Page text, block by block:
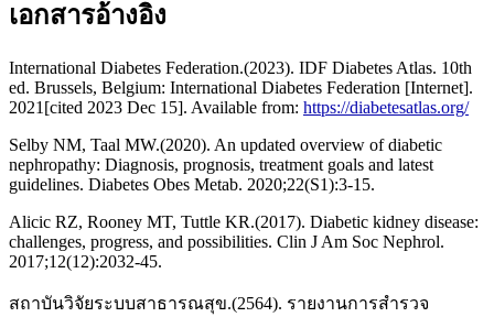
เอกสารอ้างอิง
International Diabetes Federation.(2023). IDF Diabetes Atlas. 10th
ed. Brussels, Belgium: International Diabetes Federation [Internet].
2021[cited 2023 Dec 15]. Available from: https://diabetesatlas.org/
Selby NM, Taal MW.(2020). An updated overview of diabetic
nephropathy: Diagnosis, prognosis, treatment goals and latest
guidelines. Diabetes Obes Metab. 2020;22(S1):3-15.
Alicic RZ, Rooney MT, Tuttle KR.(2017). Diabetic kidney disease:
challenges, progress, and possibilities. Clin J Am Soc Nephrol.
2017;12(12):2032-45.
สถาบันวิจัยระบบสาธารณสุข.(2564). รายงานการสำรวจ